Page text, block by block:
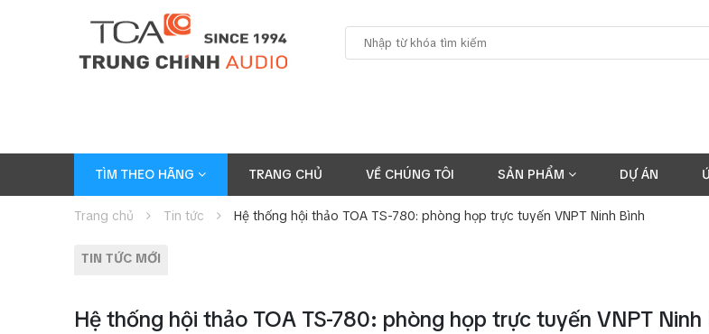
TÌM THEO HÃNG TRANG CHỦ VỀ CHÚNG TÔI SẢN PHẨM DỰ ÁN
Trang chủ Tin tức Hệ thống hội thảo TOA TS-780: phòng họp trực tuyến VNPT Ninh Bình
TIN TỨC MỚI
Hệ thống hội thảo TOA TS-780: phòng họp trực tuyến VNPT Ninh